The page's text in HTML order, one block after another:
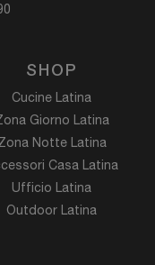
SHOP
Cucine Latina
Giorno Latina
Notte Latina
Casa Latina
Ufficio Latina
Outdoor Latina